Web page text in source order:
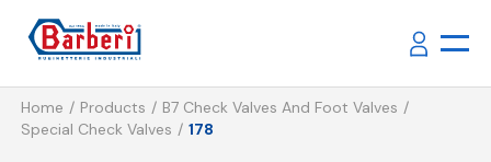
Home Products
B7 Check Valves And Foot Valves
Special Check Valves
178